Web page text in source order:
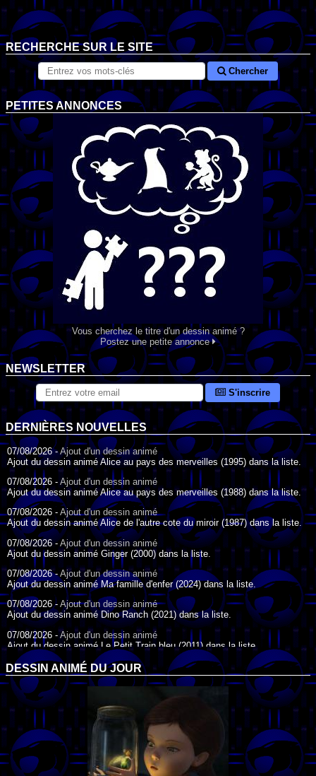
RECHERCHE SUR LE SITE
Chercher
PETITES ANNONCES
Vous cherchez le titre d'un dessin animé ?
Postez une petite annonce
NEWSLETTER
S'inscrire
DERNIÈRES NOUVELLES
07/08/2026 -Ajout d'un dessin animé
Ajout du dessin animé Alice au pays des merveilles (1995) dans la liste.
07/08/2026 - Ajout d'un dessin animé
Ajout du dessin animé Alice au pays des merveilles (1988) dans la liste.
07/08/2026 - Ajout d'un dessin animé
Ajout du dessin animé Alice de l'autre cote du miroir (1987) dans la liste.
07/08/2026 -Ajout d'un dessin animé
Ajout du dessin animé Ginger (2000) dans la liste.
07/08/2026 - Ajout d'un dessin animé
Ajout du dessin animé Ma famille d'enfer (2024) dans la liste.
07/08/2026 - Ajout d'un dessin animé
Ajout du dessin animé Dino Ranch (2021) dans la liste.
07/08/2026 - Ajout d'un dessin animé
Ajout du dessin animé Le Petit Train bleu (2011) dans la liste.
07/08/2026 -Ajout d'un dessin animé
Ajout du dessin animé Agent Spécial Oso (2009) dans la liste.
17/07/2026 -Ajout d'un dessin animé
Ajout du dessin animé Peter Pan (1988) dans la liste.
17/07/2026 -Ajout d'un dessin animé
Ajout du dessin animé Le Bossu de Notre-Dame (1996) dans la liste.
DESSIN ANIMÉ DU JOUR